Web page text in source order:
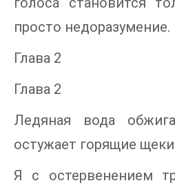
просто недоразумение.
Глава 2
Глава 2
Ледяная вода
остужает горящие
Я с остервенением